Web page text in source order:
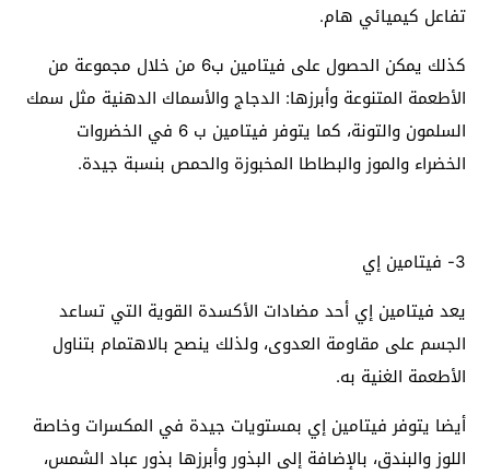
تفاعل كيميائي هام.
كذلك يمكن الحصول على فيتامين ب6 من خلال مجموعة من
الأطعمة المتنوعة وأبرزها: الدجاج والأسماك الدهنية مثل سمك
السلمون والتونة، كما يتوفر فيتامين ب 6 في الخضروات
الخضراء والموز والبطاطا المخبوزة والحمص بنسبة جيدة.
3- فيتامين إي
يعد فيتامين إي أحد مضادات الأكسدة القوية التي تساعد
الجسم على مقاومة العدوى، ولذلك ينصح بالاهتمام بتناول
الأطعمة الغنية به.
أيضا يتوفر فيتامين إي بمستويات جيدة في المكسرات وخاصة
اللوز والبندق، بالإضافة إلى البذور وأبرزها بذور عباد الشمس،